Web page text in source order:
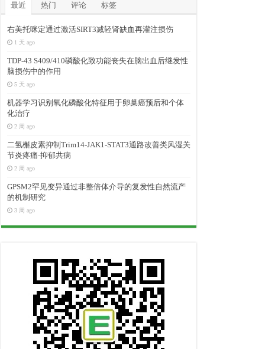
最近 热门 评论 标签
右美托咪定通过激活SIRT3减轻肾缺血再灌注损伤
1 天 ago
TDP-43 S409/410磷酸化致功能丧失在脑出血后继发性
脑损伤中的作用
5 天 ago
机器学习识别氧化磷酸化特征用于卵巢癌预后和个体
化治疗
2 周 ago
二氢槲皮素抑制Trim14-JAK1-STAT3通路改善类风湿关
节炎疼痛-抑郁共病
2 周 ago
GPSM2罕见变异通过非整倍体介导的复发性自然流产
的机制研究
3 周 ago